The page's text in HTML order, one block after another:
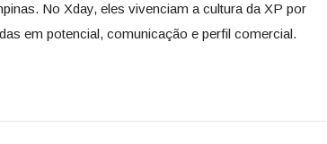
No Xday, eles vivenciam a cultura da XP por
em potencial, comunicação e perfil comercial.